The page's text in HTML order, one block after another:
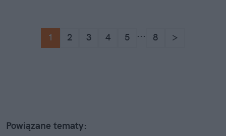
1 2 3 4 5 ... 8 >
Powiązane tematy: